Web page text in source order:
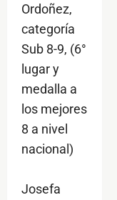
Ordoñez,
categoría
Sub 8-9, (6°
lugar y
medalla a
los mejores
8 a nivel
nacional)
Josefa